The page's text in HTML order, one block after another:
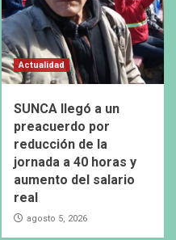
Actualidad
SUNCA llegó a un
preacuerdo por
reducción de la
jornada a 40 horas y
aumento del salario
real
agosto 5, 2026